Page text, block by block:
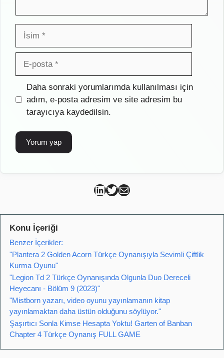
İsim
posta
İnternet
sitesi
Daha sonraki yorumlarımda kullanılması için
adım, e-posta adresim ve site adresim bu
tarayıcıya kaydedilsin.
Can Kütahya Linkedin
Can Kütahya Twitter
Can Kütahya Mail
Konu İçeriği
Benzer İçerikler:
"Plantera 2 Golden Acorn Türkçe Oynanışıyla Sevimli Çiftlik
Kurma Oyunu"
"Legion Td 2 Türkçe Oynanışında Olgunla Duo Dereceli
Heyecanı - Bölüm 9 (2023)"
"Mistborn yazarı, video oyunu yayınlamanın kitap
yayınlamaktan daha üstün olduğunu söylüyor."
Şaşırtıcı Sonla Kimse Hesapta Yoktu! Garten of Banban
Chapter 4 Türkçe Oynanış FULL GAME